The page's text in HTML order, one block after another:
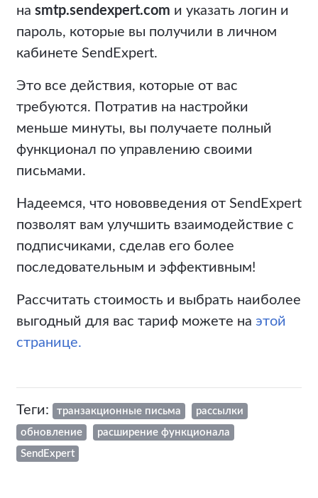
на smtp.sendexpert.com и указать логин и
пароль, которые вы получили в личном
кабинете SendExpert.
Это все действия, которые от вас
требуются. Потратив на настройки
меньше минуты, вы получаете полный
функционал по управлению своими
письмами.
Надеемся, что нововведения от SendExpert
позволят вам улучшить взаимодействие с
подписчиками, сделав его более
последовательным и эффективным!
Рассчитать стоимость и выбрать наиболее
выгодный для вас тариф можете на этой
странице.
Теги: транзакционные письма
рассылки
обновление
расширение функционала
SendExpert